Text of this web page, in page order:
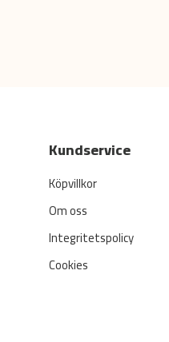
Kundservice
Köpvillkor
Om oss
Integritetspolicy
Cookies